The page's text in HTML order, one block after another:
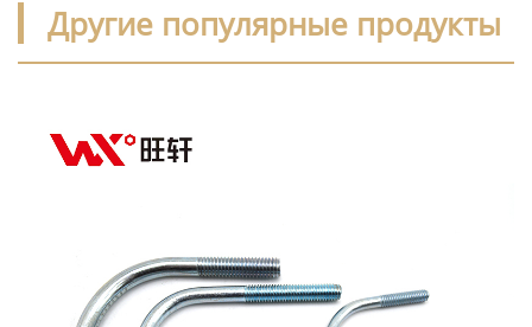
Другие популярные продукты